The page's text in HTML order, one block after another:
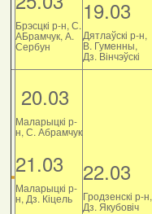
Брэсцкі р-н, С.
АБрамчук, А.
Сербун
19.03
Дятлаўскі р-н,
В. Гуменны,
Дз. Вінчэўскі
20.03
Маларыцкі р-
н, С. Абрамчук
21.03
Маларыцкі р-
н, Дз. Кіцель
22.03
Гродзенскі р-н,
Дз. Якубовіч